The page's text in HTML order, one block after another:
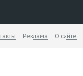
Реклама О сайте